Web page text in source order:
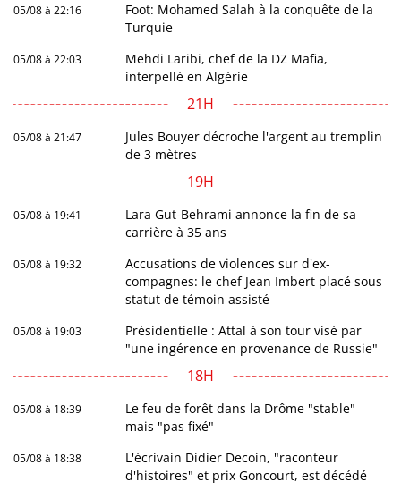
05/08 à 22:16
Foot: Mohamed Salah à la conquête de la
Turquie
05/08 à 22:03
Mehdi Laribi, chef de la DZ Mafia,
interpellé en Algérie
21H
05/08 à 21:47
Jules Bouyer décroche l'argent au tremplin
de 3 mètres
19H
05/08 à 19:41
Lara Gut-Behrami annonce la fin de sa
carrière à 35 ans
05/08 à 19:32
Accusations de violences sur d'ex-
compagnes: le chef Jean Imbert placé sous
statut de témoin assisté
05/08 à 19:03
Présidentielle : Attal à son tour visé par
"une ingérence en provenance de Russie"
18H
05/08 à 18:39
Le feu de forêt dans la Drôme "stable"
mais "pas fixé"
05/08 à 18:38
L'écrivain Didier Decoin, "raconteur
d'histoires" et prix Goncourt, est décédé